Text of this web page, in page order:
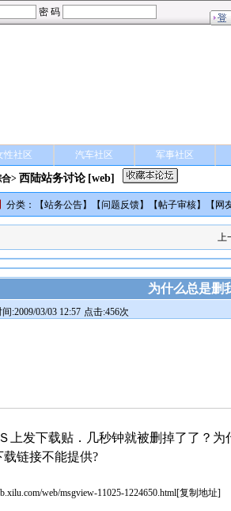
性社区 汽车社区 军事社区
> 西陆站务讨论 [web]
分类：【站务公告】【问题反馈】【帖子审核】【 网
上
为什么总是删
:2009/03/03 12:57 点击:456次
上发下载贴．几秒钟就被删掉了了？
载链接不能提供?
web/msgview-11025-1224650.html[复制地址]